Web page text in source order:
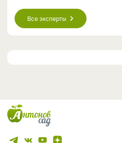
Все эксперты